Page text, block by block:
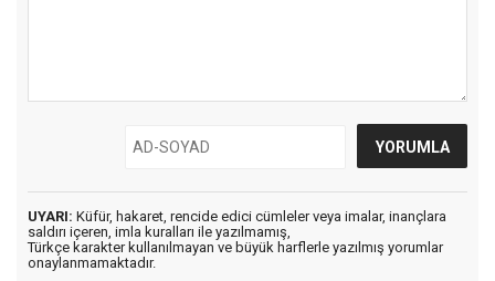
UYARI: Küfür, hakaret, rencide edici cümleler veya imalar, inançlara
saldırı içeren, imla kuralları ile yazılmamış,
Türkçe karakter kullanılmayan ve büyük harflerle yazılmış yorumlar
onaylanmamaktadır.